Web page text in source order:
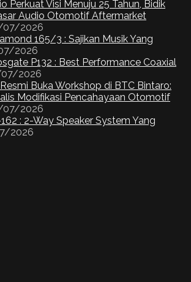
Perkuat Visi Menuju 25 Tahun, Bidik
Audio Otomotif Aftermarket
07/2026
165/3 : Sajikan Musik Yang
2026
P132 : Best Performance Coaxial
2026
Buka Workshop di BTC Bintaro:
Modifikasi Pencahayaan Otomotif
07/2026
: 2-Way Speaker System Yang
2026